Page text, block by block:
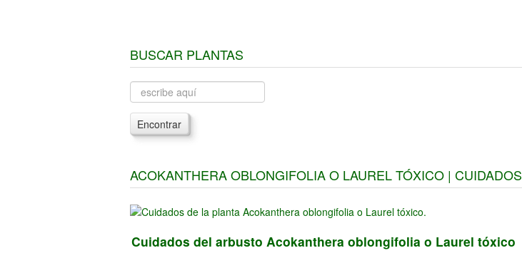
BUSCAR PLANTAS
Encontrar
ACOKANTHERA OBLONGIFOLIA O LAUREL TÓXICO | CUIDADOS
Cuidados del arbusto Acokanthera oblongifolia o Laurel tóxico